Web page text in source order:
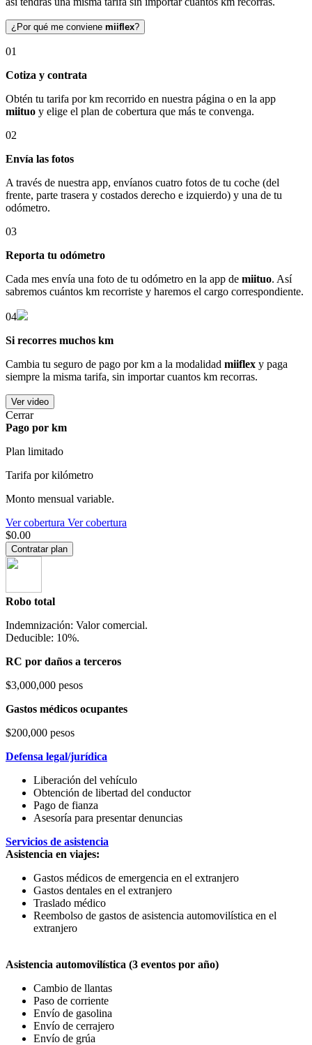
¿Por qué me conviene miiflex?
01
Cotiza y contrata
Obtén tu tarifa por km recorrido en nuestra página o en la app
miituo y elige el plan de cobertura que más te convenga.
02
Envía las fotos
A través de nuestra app, envíanos cuatro fotos de tu coche (del
frente, parte trasera y costados derecho e izquierdo) y una de tu
odómetro.
03
Reporta tu odómetro
Cada mes envía una foto de tu odómetro en la app de miituo. Así
sabremos cuántos km recorriste y haremos el cargo correspondiente.
04
Si recorres muchos km
Cambia tu seguro de pago por km a la modalidad miiflex y paga
siempre la misma tarifa, sin importar cuantos km recorras.
Ver video
Cerrar
Pago por km
Plan limitado
Tarifa por kilómetro
Monto mensual variable.
Ver cobertura Ver cobertura
$0.00
Contratar plan
Robo total
Indemnización: Valor comercial.
Deducible: 10%.
RC por daños a terceros
$3,000,000 pesos
Gastos médicos ocupantes
$200,000 pesos
Defensa legal/jurídica
Liberación del vehículo
Obtención de libertad del conductor
Pago de fianza
Asesoría para presentar denuncias
Servicios de asistencia
Asistencia en viajes:
Gastos médicos de emergencia en el extranjero
Gastos dentales en el extranjero
Traslado médico
Reembolso de gastos de asistencia automovilística en el
extranjero
Asistencia automovilística (3 eventos por año)
Cambio de llantas
Paso de corriente
Envío de gasolina
Envío de cerrajero
Envío de grúa